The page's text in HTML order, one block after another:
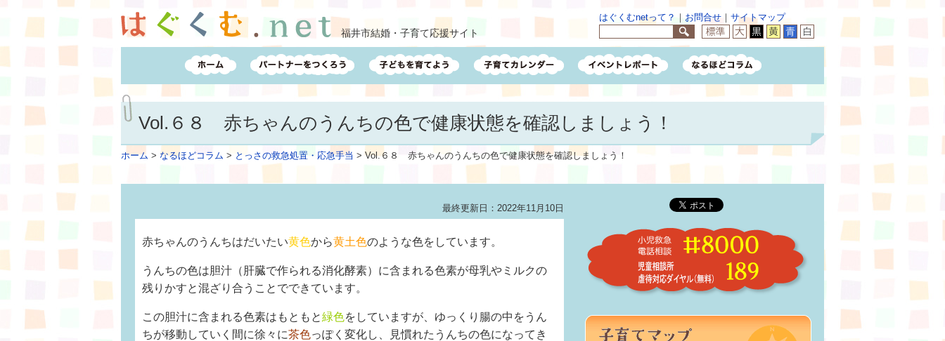
福井市結婚・子育て応援サイト
はぐくむnetって？ ｜ お問合せ ｜ サイトマップ
Vol.６８ 赤ちゃんのうんちの色で健康状態を確認しましょう！
ホーム > なるほどコラム > とっさの救急処置・応急手当 > Vol.６８ 赤ちゃんのうんちの色で健康状態を確認しましょう！
最終更新日：2022年11月10日
赤ちゃんのうんちはだいたい黄色から黄土色のような色をしています。
うんちの色は胆汁（肝臓で作られる消化酵素）に含まれる色素が母乳やミルクの
残りかすと混ざり合うことでできています。
この胆汁に含まれる色素はもともと緑色をしていますが、ゆっくり腸の中をうん
ちが移動していく間に徐々に茶色っぽく変化し、見慣れたうんちの色になってき